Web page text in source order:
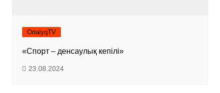
OrtalyqTV
«Спорт – денсаулық кепілі»
23.08.2024